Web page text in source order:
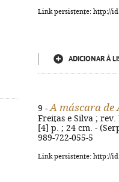
Link persistente: http://
ADICIONAR À
9 - A máscara de
Freitas e Silva ; rev.
[4] p. ; 24 cm. -
989-722-055-5
Link persistente: http://